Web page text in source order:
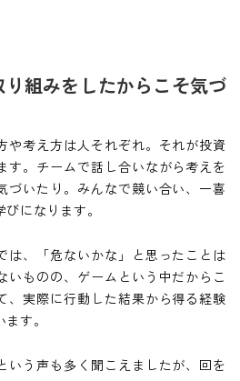
組みをしたからこそ気づ
や考え方は人それぞれ。それが投資
す。チームで話し合いながら考えを
づいたり。みんなで競い合い、一喜
になります。
は、「危ないかな」と思ったことは
いものの、ゲームという中だからこ
、実際に行動した結果から得る経験
す。
いう声も多く聞こえましたが、回を